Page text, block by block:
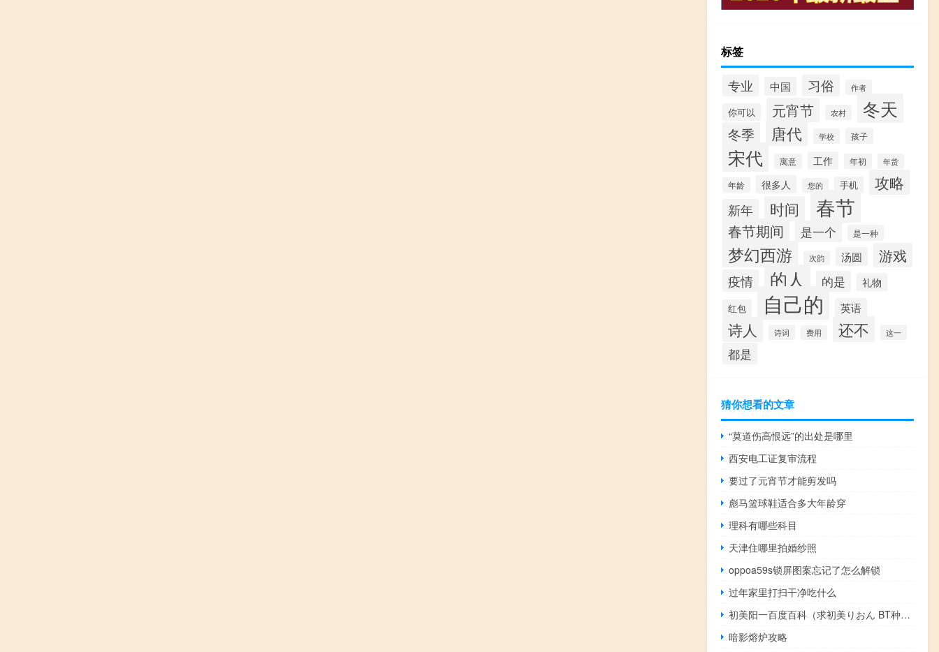
标签
专业 中国 习俗 作者
你可以 元宵节 农村 冬天
冬季 唐代 学校 孩子
宋代 寓意 工作 年初 年货
年龄 很多人 您的 手机 攻略
新年 时间 春节
春节期间 是一个 是一种
梦幻西游 次韵 汤圆 游戏
疫情 的人 的是 礼物
红包 自己的 英语
诗人 诗词 费用 还不 这一
都是
猜你想看的文章
“莫道伤高恨远”的出处是哪里
西安电工证复审流程
要过了元宵节才能剪发吗
彪马篮球鞋适合多大年龄穿
理科有哪些科目
天津住哪里拍婚纱照
oppoa59s锁屏图案忘记了怎么解锁
过年家里打扫干净吃什么
初美阳一百度百科（求初美りおん BT种子haohongyu512 163 com）
暗影熔炉攻略